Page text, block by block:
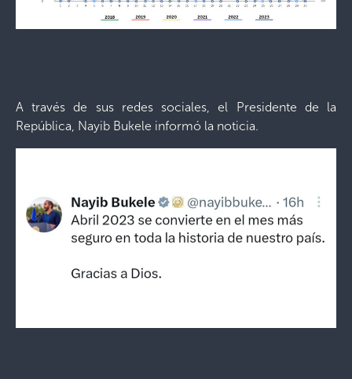
A través de sus redes sociales, el Presidente de la
República, Nayib Bukele informó la noticia.